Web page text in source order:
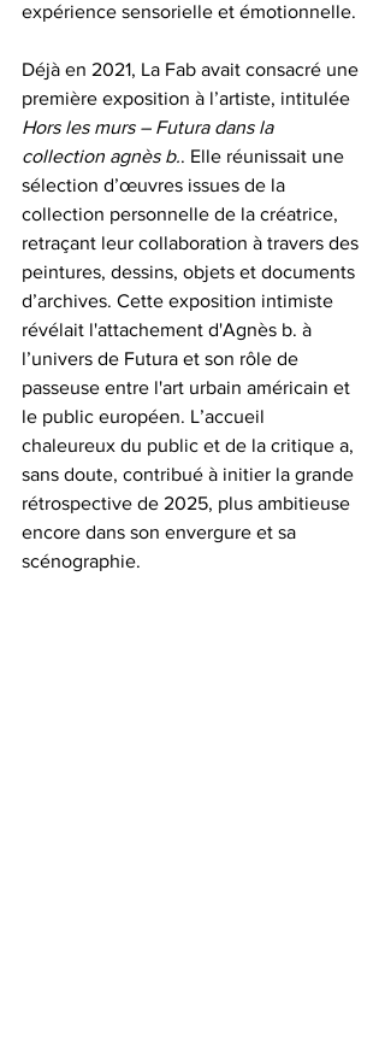
expérience sensorielle et émotionnelle.
Déjà en 2021, La Fab avait consacré une
première exposition à l’artiste, intitulée
Hors les murs – Futura dans la
collection agnès b.. Elle réunissait une
sélection d’œuvres issues de la
collection personnelle de la créatrice,
retraçant leur collaboration à travers des
peintures, dessins, objets et documents
d’archives. Cette exposition intimiste
révélait l'attachement d'Agnès b. à
l’univers de Futura et son rôle de
passeuse entre l'art urbain américain et
le public européen. L’accueil
chaleureux du public et de la critique a,
sans doute, contribué à initier la grande
rétrospective de 2025, plus ambitieuse
encore dans son envergure et sa
scénographie.